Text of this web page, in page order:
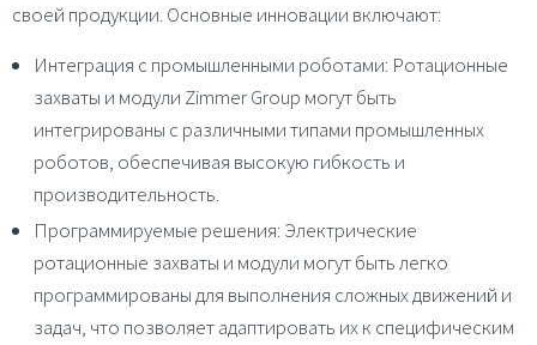
своей продукции. Основные инновации включают:
Интеграция с промышленными роботами: Ротационные
захваты и модули Zimmer Group могут быть
интегрированы с различными типами промышленных
роботов, обеспечивая высокую гибкость и
производительность.
Программируемые решения: Электрические
ротационные захваты и модули могут быть легко
программированы для выполнения сложных движений и
задач, что позволяет адаптировать их к специфическим